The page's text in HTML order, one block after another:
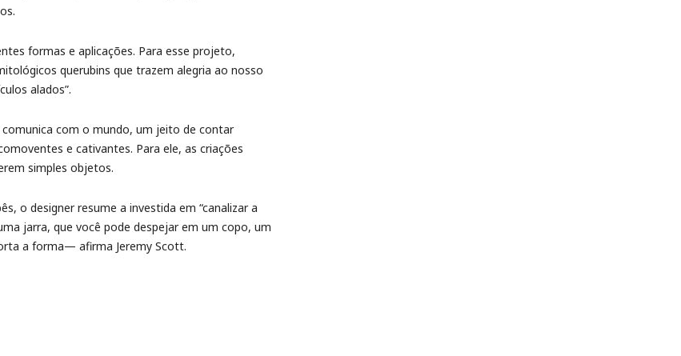
formas e aplicações. Para esse projeto,
querubins que trazem alegria ao nosso
alados”.
com o mundo, um jeito de contar
e cativantes. Para ele, as criações
simples objetos.
o designer resume a investida em “canalizar a
jarra, que você pode despejar em um copo, um
a forma— afirma Jeremy Scott.